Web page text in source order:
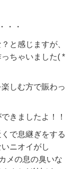
・・
と感じますが、
ちゃいました( *
しむ方で賑わっ
きましたよ！！
で息継ぎをする
ニオイがし
メの息の臭いな